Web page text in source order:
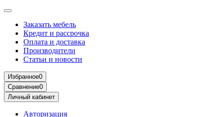
Заказать мебель
Кредит и рассрочка
Оплата и доставка
Производители
Статьи и новости
Избранное0
Сравнение0
Личный кабинет
Авторизация